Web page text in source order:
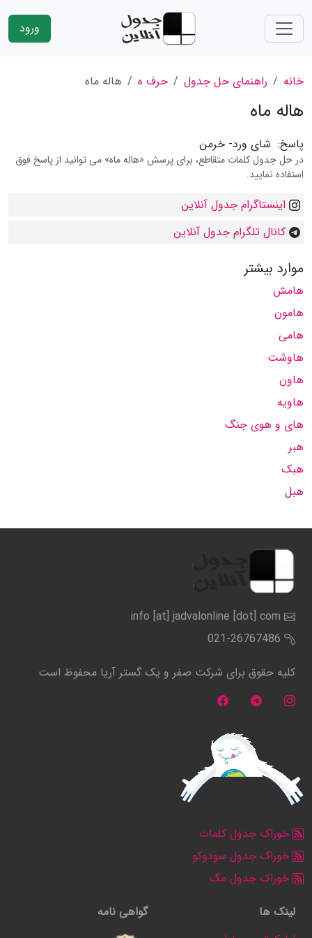
ورود
خانه راهنمای حل جدول حرف ه هاله ماه
هاله ماه
پاسخ: شای ورد- خرمن
در حل جدول کلمات متقاطع، برای پرسش «هاله ماه» می توانید از پاسخ فوق
استفاده نمایید.
اینستاگرام جدول آنلاین
کانال تلگرام جدول آنلاین
موارد بیشتر
هامش
هامون
هامی
هاوشت
هاون
هاویه
های و هوی جنگ
هبر
هبک
هبل
info [at] jadvalonline [dot] com
021-26767486
کلیه حقوق برای شرکت صفر و یک گستر آریا محفوظ است
خوراک جدول کلمات
خوراک جدول سودوکو
خوراک جدول مگ
لینک ها
گواهی نامه